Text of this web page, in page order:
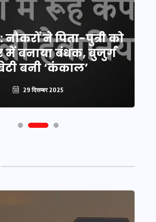
ने पिता-पुत्री को
में बनाया बंधक, बुजुर्ग
बनी ‘कंकाल’
29 दिसम्बर 2025